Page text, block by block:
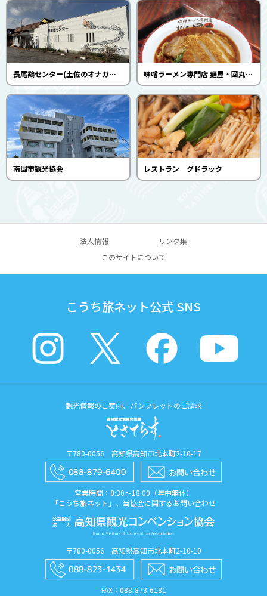
長尾鶏センター(土佐のオナガドリ) 味噌ラーメン専門店 麺屋・國丸。南国店。
南国市観光協会 レストラン グドラック
法人情報
リンク集
このサイトについて
こうち旅ネット公式 SNS
観光情報のご案内、パンフレットのご請求
〒780-0056 高知県高知市北本町2-10-17
営業時間：8:30〜18:00（年中無休）
「こうち旅ネット」、当協会に関するお問い合わせ
〒780-0056 高知県高知市北本町2-10-10
FAX：088​-873​-6181